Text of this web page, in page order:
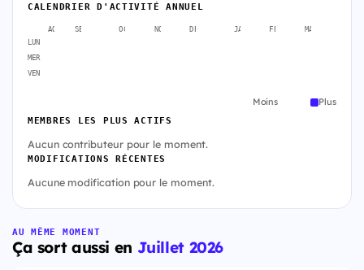
CALENDRIER D'ACTIVITÉ ANNUEL
AOÛT SEPT. OCT. NOV. DÉC. JANV. FÉVR. MARS
LUN
MER
VEN
Moins Plus
MEMBRES LES PLUS ACTIFS
Aucun contributeur pour le moment.
MODIFICATIONS RÉCENTES
Aucune modification pour le moment.
AU MÊME MOMENT
Ça sort aussi en Juillet 2026